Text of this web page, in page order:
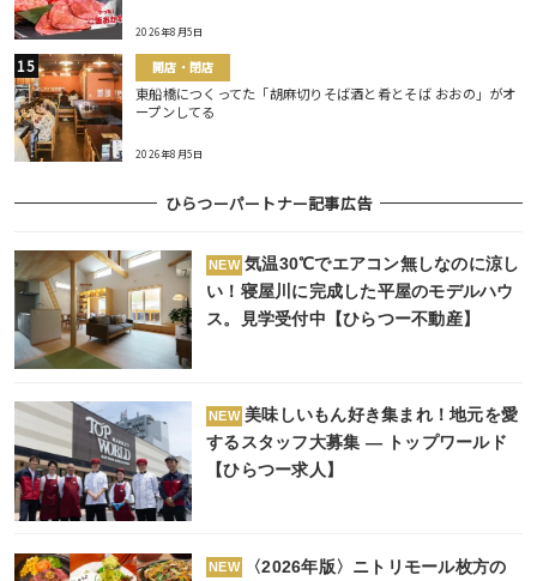
2026年8月5日
開店・閉店
東船橋につくってた「胡麻切りそば酒と肴とそば おおの」がオ
ープンしてる
2026年8月5日
ひらつーパートナー記事広告
NEW 気温30℃でエアコン無しなのに涼し
い！寝屋川に完成した平屋のモデルハウ
ス。見学受付中【ひらつー不動産】
NEW 美味しいもん好き集まれ！地元を愛
するスタッフ大募集 ― トップワールド
【ひらつー求人】
NEW 〈2026年版〉ニトリモール枚方の